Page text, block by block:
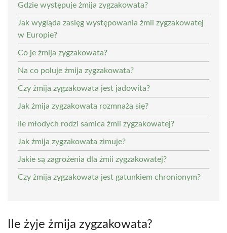
Gdzie występuje żmija zygzakowata?
Jak wygląda zasięg występowania żmii zygzakowatej
w Europie?
Co je żmija zygzakowata?
Na co poluje żmija zygzakowata?
Czy żmija zygzakowata jest jadowita?
Jak żmija zygzakowata rozmnaża się?
Ile młodych rodzi samica żmii zygzakowatej?
Jak żmija zygzakowata zimuje?
Jakie są zagrożenia dla żmii zygzakowatej?
Czy żmija zygzakowata jest gatunkiem chronionym?
Ile żyje żmija zygzakowata?